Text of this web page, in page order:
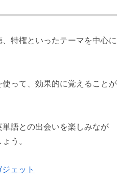
特権といったテーマを中心に
って、効果的に覚えることが
語との出会いを楽しみなが
う。
ェット